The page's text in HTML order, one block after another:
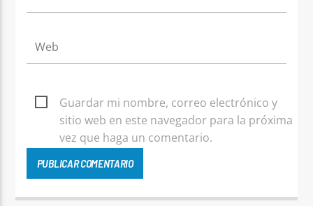
Guardar mi nombre, correo electrónico y
sitio web en este navegador para la próxima
vez que haga un comentario.